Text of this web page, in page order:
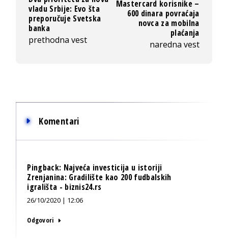
vladu Srbije: Evo šta
preporučuje Svetska
banka
prethodna vest
Mastercard korisnike –
600 dinara povraćaja
novca za mobilna
plaćanja
naredna vest
Komentari
Pingback: Najveća investicija u istoriji
Zrenjanina: Gradilište kao 200 fudbalskih
igrališta - biznis24.rs
26/10/2020 | 12:06
Odgovori